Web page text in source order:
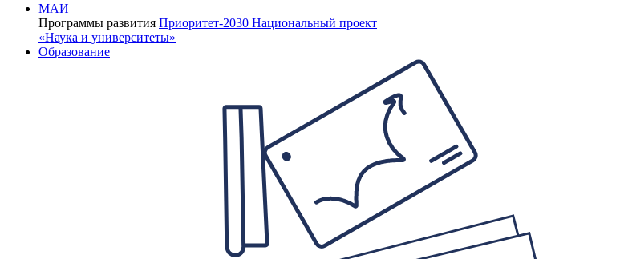
МАИ
Программы развития Приоритет-2030 Национальный проект
«Наука и университеты»
Образование